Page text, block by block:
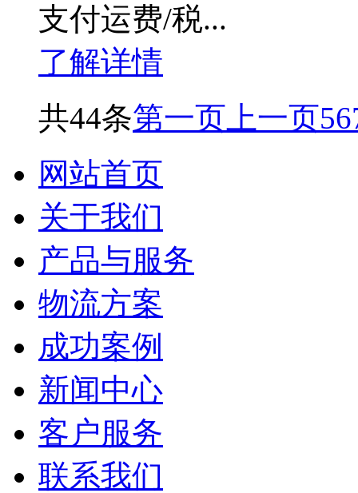
支付运费/税...
了解详情
共44条第一页 上一页56
网站首页
关于我们
产品与服务
物流方案
成功案例
新闻中心
客户服务
联系我们